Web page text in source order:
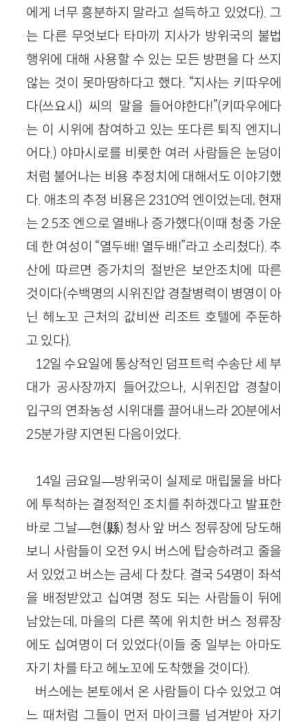
에게 너무 흥분하지 말라고 설득하고 있었다). 그
는 다른 무엇보다 타마끼 지사가 방위국의 불법
행위에 대해 사용할 수 있는 모든 방편을 다 쓰지
않는 것이 못마땅하다고 했다. “지사는 키따우에
다(쓰요시) 씨의 말을 들어야한다!”(키따우에다
는 이 시위에 참여하고 있는 또다른 퇴직 엔지니
어다.) 야마시로를 비롯한 여러 사람들은 눈덩이
처럼 불어나는 비용 추정치에 대해서도 이야기했
다. 애초의 추정 비용은 2310억 엔이었는데, 현재
는 2.5조 엔으로 열배나 증가했다(이때 청중 가운
데 한 여성이 “열두배! 열두배!”라고 소리쳤다). 추
산에 따르면 증가치의 절반은 보안조치에 따른
것이다(수백명의 시위진압 경찰병력이 병영이 아
닌 헤노꼬 근처의 값비싼 리조트 호텔에 주둔하
고 있다).
12일 수요일에 통상적인 덤프트럭 수송단 세 부
대가 공사장까지 들어갔으나, 시위진압 경찰이
입구의 연좌농성 시위대를 끌어내느라 20분에서
25분가량 지연된 다음이었다.
14일 금요일—방위국이 실제로 매립물을 바다
에 투척하는 결정적인 조치를 취하겠다고 발표한
바로 그날—현(縣) 청사 앞 버스 정류장에 당도해
보니 사람들이 오전 9시 버스에 탑승하려고 줄을
서 있었고 버스는 금세 다 찼다. 결국 54명이 좌석
을 배정받았고 십여명 정도 되는 사람들이 뒤에
남았는데, 마을의 다른 쪽에 위치한 버스 정류장
에도 십여명이 더 있었다(이들 중 일부는 아마도
자기 차를 타고 헤노꼬에 도착했을 것이다).
버스에는 본토에서 온 사람들이 다수 있었고 여
느 때처럼 그들이 먼저 마이크를 넘겨받아 자기